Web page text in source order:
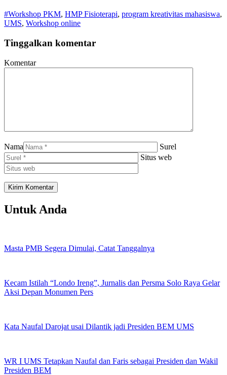
#Workshop PKM, HMP Fisioterapi, program kreativitas mahasiswa,
UMS, Workshop online
Tinggalkan komentar
Komentar
Nama
Surel
Situs web
Untuk Anda
Masta PMB Segera Dimulai, Catat Tanggalnya
Kecam Istilah “Londo Ireng”, Jurnalis dan Persma Solo Raya Gelar
Aksi Depan Monumen Pers
Kata Naufal Darojat usai Dilantik jadi Presiden BEM UMS
WR I UMS Tetapkan Naufal dan Faris sebagai Presiden dan Wakil
Presiden BEM